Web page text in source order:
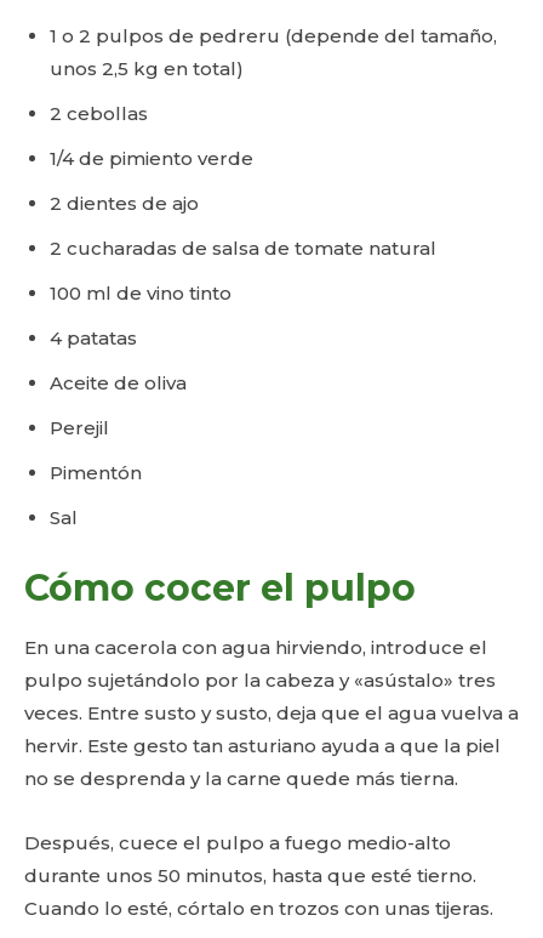
1 o 2 pulpos de pedreru (depende del tamaño,
unos 2,5 kg en total)
2 cebollas
1/4 de pimiento verde
2 dientes de ajo
2 cucharadas de salsa de tomate natural
100 ml de vino tinto
4 patatas
Aceite de oliva
Perejil
Pimentón
Sal
Cómo cocer el pulpo
En una cacerola con agua hirviendo, introduce el
pulpo sujetándolo por la cabeza y «asústalo» tres
veces. Entre susto y susto, deja que el agua vuelva a
hervir. Este gesto tan asturiano ayuda a que la piel
no se desprenda y la carne quede más tierna.
Después, cuece el pulpo a fuego medio-alto
durante unos 50 minutos, hasta que esté tierno.
Cuando lo esté, córtalo en trozos con unas tijeras.